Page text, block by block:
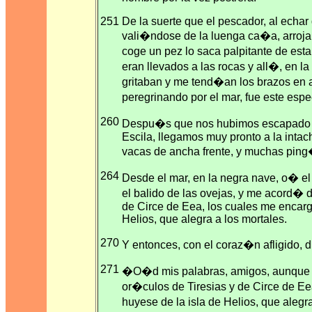
251 De la suerte que el pescador, al
vali�ndose de la luenga ca�a,
coge un pez lo saca palpitante de
eran llevados a las rocas y all�, en
gritaban y me tend�an los brazos
peregrinando por el mar, fue este
260 Despu�s que nos hubimos
Escila, llegamos muy pronto a la
vacas de ancha frente, y muchas
264 Desde el mar, en la negra nave, o�
el balido de las ovejas, y me acord�
de Circe de Eea, los cuales me
Helios, que alegra a los mortales.
270 Y entonces, con el coraz�n afligido,
271 �O�d mis palabras, amigos,
or�culos de Tiresias y de Circe de
huyese de la isla de Helios, que